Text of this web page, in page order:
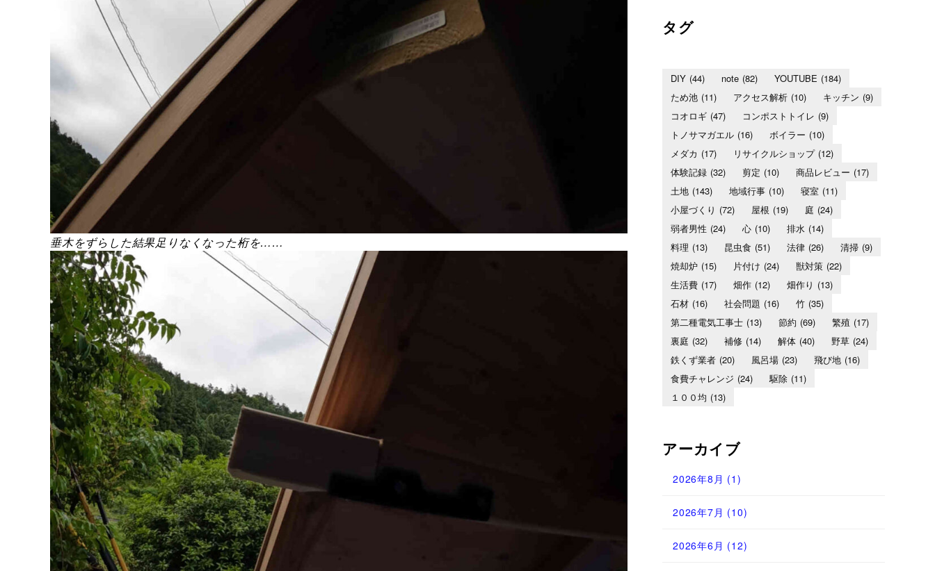
垂木をずらした結果足りなくなった桁を……
タグ
DIY (44) note (82) YOUTUBE (184)
ため池 (11) アクセス解析 (10) キッチン (9)
コオロギ (47) コンポストトイレ (9)
トノサマガエル (16) ボイラー (10)
メダカ (17) リサイクルショップ (12)
体験記録 (32) 剪定 (10) 商品レビュー (17)
土地 (143) 地域行事 (10) 寝室 (11)
小屋づくり (72) 屋根 (19) 庭 (24)
弱者男性 (24) 心 (10) 排水 (14)
料理 (13) 昆虫食 (51) 法律 (26) 清掃 (9)
焼却炉 (15) 片付け (24) 獣対策 (22)
生活費 (17) 畑作 (12) 畑作り (13)
石材 (16) 社会問題 (16) 竹 (35)
第二種電気工事士 (13) 節約 (69) 繁殖 (17)
裏庭 (32) 補修 (14) 解体 (40) 野草 (24)
鉄くず業者 (20) 風呂場 (23) 飛び地 (16)
食費チャレンジ (24) 駆除 (11)
１００均 (13)
アーカイブ
2026年8月 (1)
2026年7月 (10)
2026年6月 (12)